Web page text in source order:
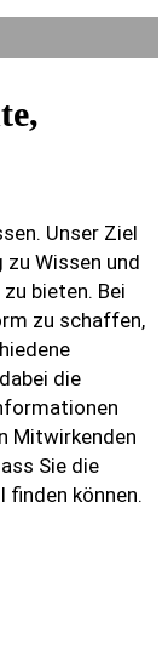
Unser Ziel
Wissen und
bieten. Bei
zu schaffen,
die
Mitwirkenden
Sie die
finden können.